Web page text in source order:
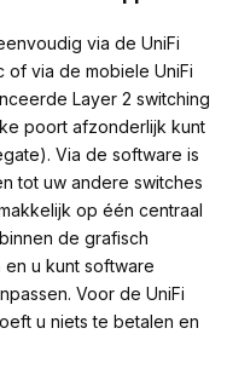
via de UniFi
via de mobiele UniFi
Layer 2 switching
poort afzonderlijk kunt
Via de software is
tot uw andere switches
op één centraal
de grafisch
u kunt software
Voor de UniFi
u niets te betalen en